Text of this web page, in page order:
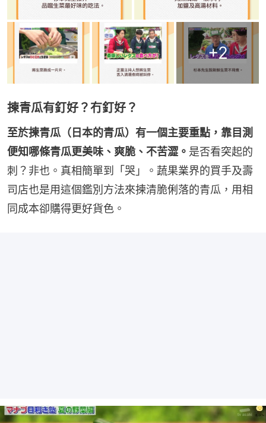
+2
揀青瓜有釘好？冇釘好？
至於揀青瓜（日本的青瓜）有一個主要重點，靠目測
便知哪條青瓜更美味、爽脆、不苦澀。 是否看突起的
刺？非也。真相簡單到「哭」。蔬果業界的買手及壽
司店也是用這個鑑別方法來揀清脆俐落的青瓜，用相
同成本卻購得更好貨色。